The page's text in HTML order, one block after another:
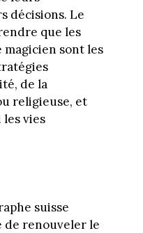
décisions. Le
que les
sont les
de la
religieuse, et
les vies
suisse
de renouveler le